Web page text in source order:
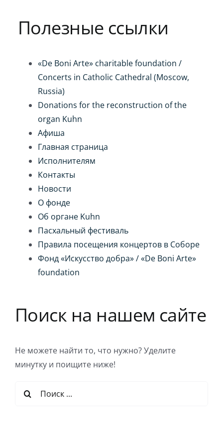
Полезные ссылки
«De Boni Arte» charitable foundation /
Concerts in Catholic Cathedral (Moscow,
Russia)
Donations for the reconstruction of the
organ Kuhn
Афиша
Главная страница
Исполнителям
Контакты
Новости
О фонде
Об органе Kuhn
Пасхальный фестиваль
Правила посещения концертов в Соборе
Фонд «Искусство добра» / «De Boni Arte»
foundation
Поиск на нашем сайте
Не можете найти то, что нужно? Уделите
минутку и поищите ниже!
Результат
поиска: